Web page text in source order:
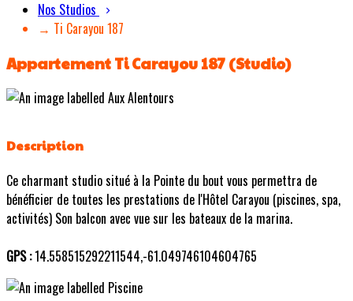
Nos Studios
→ Ti Carayou 187
Appartement Ti Carayou 187 (Studio)
Description
Ce charmant studio situé à la Pointe du bout vous permettra de
bénéficier de toutes les prestations de l'Hôtel Carayou (piscines, spa,
activités) Son balcon avec vue sur les bateaux de la marina.
GPS :14.558515292211544,-61.049746104604765